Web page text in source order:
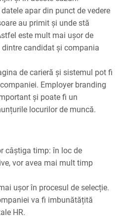
apar din punct de vedere
au primit și unde stă
este mult mai ușor de
candidat și compania
de carieră și sistemul pot fi
Employer branding
și poate fi un
locurilor de muncă.
câștiga timp: în loc de
vor avea mai mult timp
ușor în procesul de selecție.
va fi imbunătățită
HR.